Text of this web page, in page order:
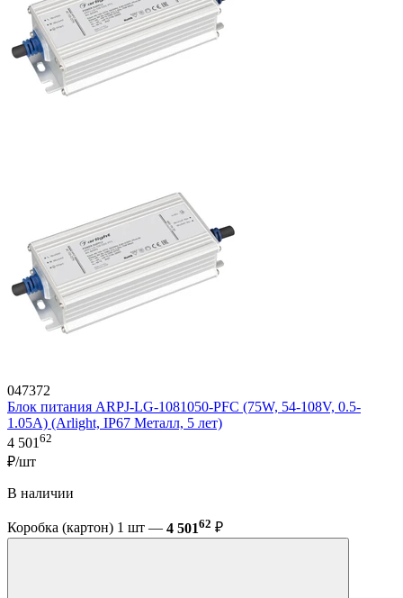
047372
Блок питания ARPJ-LG-1081050-PFC (75W, 54-108V, 0.5-
1.05A) (Arlight, IP67 Металл, 5 лет)
4 50162
₽/шт
В наличии
Коробка (картон) 1 шт — 4 50162 ₽